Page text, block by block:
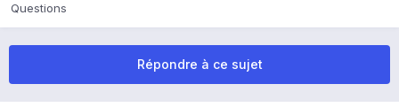
Questions
Répondre à ce sujet